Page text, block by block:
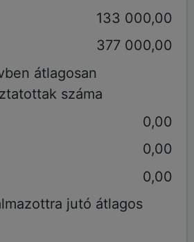
133 000,00
377 000,00
átlagosan
száma
0,00
0,00
0,00
jutó átlagos